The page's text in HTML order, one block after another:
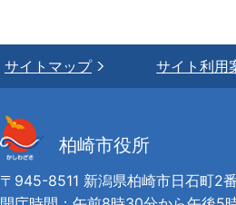
サイトマップ サイト利用
柏崎市役所
〒945-8511 新潟県柏崎市日石町2